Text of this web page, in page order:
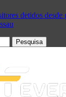
detidos desde